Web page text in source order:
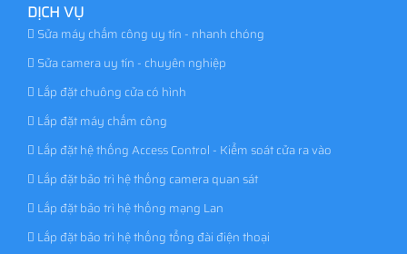
DỊCH VỤ
Sửa máy chấm công uy tín - nhanh chóng
Sửa camera uy tín - chuyên nghiệp
Lắp đặt chuông cửa có hình
Lắp đặt máy chấm công
Lắp đặt hệ thống Access Control - Kiểm soát cửa ra vào
Lắp đặt bảo trì hệ thống camera quan sát
Lắp đặt bảo trì hệ thống mạng Lan
Lắp đặt bảo trì hệ thống tổng đài điện thoại